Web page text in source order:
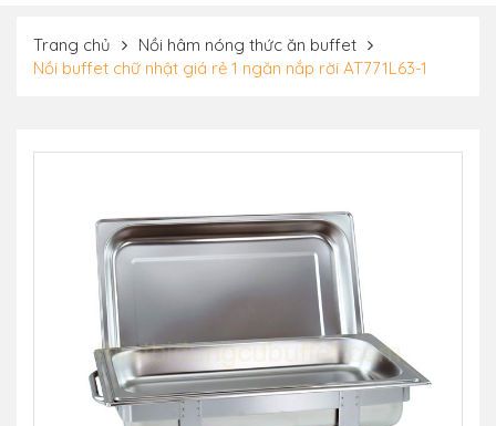
Trang chủ
Nồi hâm nóng thức ăn buffet
Nồi buffet chữ nhật giá rẻ 1 ngăn nắp rời AT771L63-1